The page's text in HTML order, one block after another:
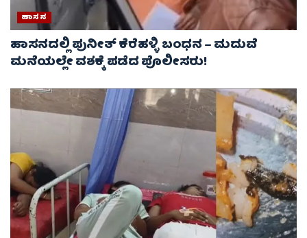
ಹಾಸನ
ಹಾಸನದಲ್ಲಿ ಪುನೀತ್ ಕೆರೆಹಳ್ಳಿ ಬಂಧನ – ಮದುವೆ
ಮನೆಯಲ್ಲೇ ವಶಕ್ಕೆ ಪಡೆದ ಪೊಲೀಸರು!